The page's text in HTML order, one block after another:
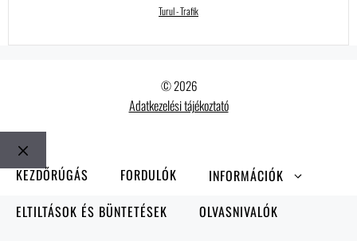
Turul - Trafik
© 2026
Adatkezelési tájékoztató
Bezár
KEZDŐRÚGÁS FORDULÓK
INFORMÁCIÓK
ELTILTÁSOK ÉS BÜNTETÉSEK
OLVASNIVALÓK